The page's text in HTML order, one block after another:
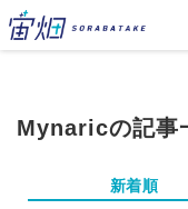
Mynaricの記事
新着順